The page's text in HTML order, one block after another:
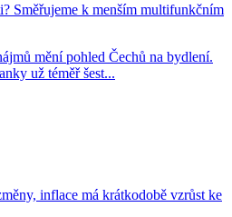
Směřujeme k menším multifunkčním
mění pohled Čechů na bydlení.
už téměř šest...
inflace má krátkodobě vzrůst ke